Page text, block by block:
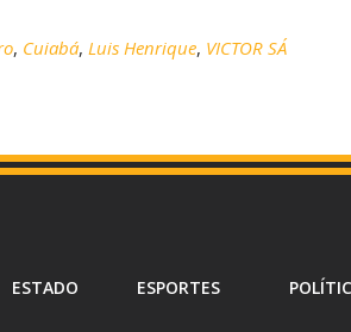
, Cuiabá, Luis Henrique, VICTOR SÁ
ESTADO ESPORTES